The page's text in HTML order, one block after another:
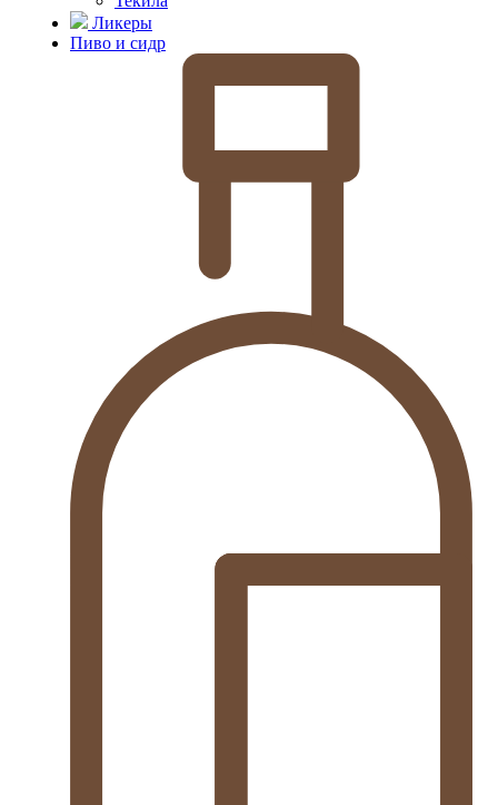
Ликеры
Пиво и сидр